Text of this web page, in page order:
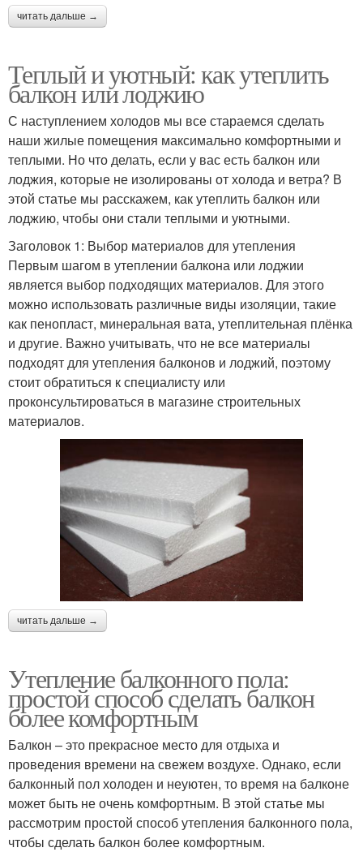
читать дальше →
Теплый и уютный: как утеплить
балкон или лоджию
С наступлением холодов мы все стараемся сделать
наши жилые помещения максимально комфортными и
теплыми. Но что делать, если у вас есть балкон или
лоджия, которые не изолированы от холода и ветра? В
этой статье мы расскажем, как утеплить балкон или
лоджию, чтобы они стали теплыми и уютными.
Заголовок 1: Выбор материалов для утепления
Первым шагом в утеплении балкона или лоджии
является выбор подходящих материалов. Для этого
можно использовать различные виды изоляции, такие
как пенопласт, минеральная вата, утеплительная плёнка
и другие. Важно учитывать, что не все материалы
подходят для утепления балконов и лоджий, поэтому
стоит обратиться к специалисту или
проконсультироваться в магазине строительных
материалов.
читать дальше →
Утепление балконного пола:
простой способ сделать балкон
более комфортным
Балкон – это прекрасное место для отдыха и
проведения времени на свежем воздухе. Однако, если
балконный пол холоден и неуютен, то время на балконе
может быть не очень комфортным. В этой статье мы
рассмотрим простой способ утепления балконного пола,
чтобы сделать балкон более комфортным.